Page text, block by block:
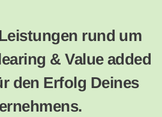
rund um
& Value added
den Erfolg Deines